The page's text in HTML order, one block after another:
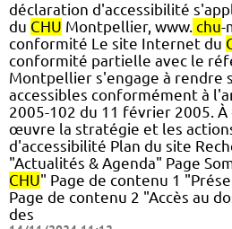
déclaration d'accessibilité
du CHU Montpellier, www. chu-
conformité Le site Internet du
conformité partielle avec le
Montpellier s'engage à rendre
accessibles conformément à
2005-102 du 11 février 2005.
œuvre la stratégie et les
d'accessibilité Plan du site
"Actualités & Agenda" Page
CHU" Page de contenu 1
Page de contenu 2 "Accès au
des